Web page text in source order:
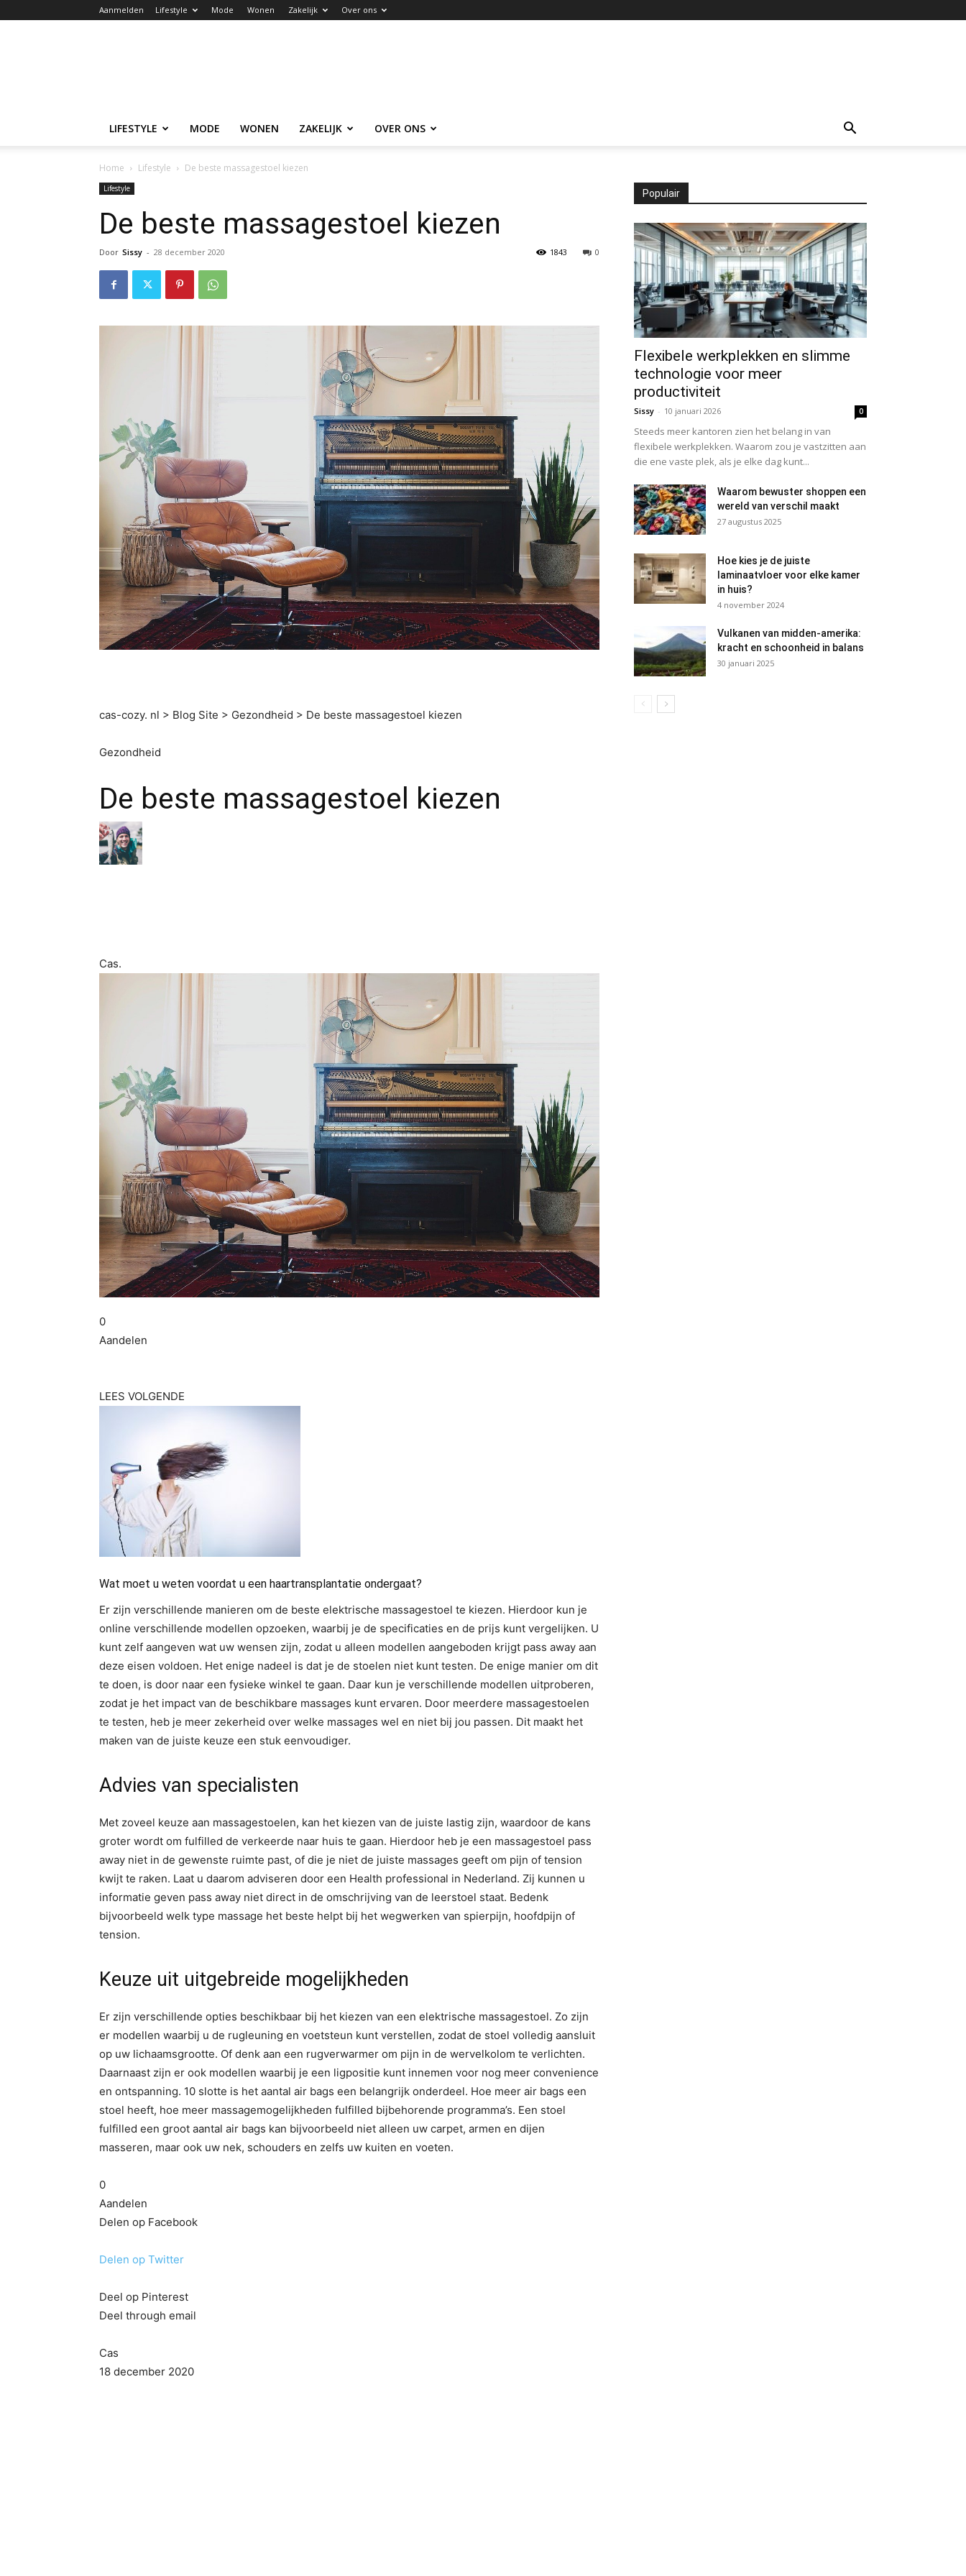
Aanmelden Lifestyle Mode Wonen Zakelijk Over ons
LIFESTYLE MODE WONEN ZAKELIJK OVER ONS
Home Lifestyle De beste massagestoel kiezen
Lifestyle
De beste massagestoel kiezen
Door Sissy - 28 december 2020 0
1843
cas-cozy. nl > Blog Site > Gezondheid > De beste massagestoel kiezen
Gezondheid
De beste massagestoel kiezen
door
Cas.
0
Aandelen
LEES VOLGENDE
Wat moet u weten voordat u een haartransplantatie ondergaat?
Er zijn verschillende manieren om de beste elektrische massagestoel te kiezen. Hierdoor kun je
online verschillende modellen opzoeken, waarbij je de specificaties en de prijs kunt vergelijken. U
kunt zelf aangeven wat uw wensen zijn, zodat u alleen modellen aangeboden krijgt pass away aan
deze eisen voldoen. Het enige nadeel is dat je de stoelen niet kunt testen. De enige manier om dit
te doen, is door naar een fysieke winkel te gaan. Daar kun je verschillende modellen uitproberen,
zodat je het impact van de beschikbare massages kunt ervaren. Door meerdere massagestoelen
te testen, heb je meer zekerheid over welke massages wel en niet bij jou passen. Dit maakt het
maken van de juiste keuze een stuk eenvoudiger.
Advies van specialisten
Met zoveel keuze aan massagestoelen, kan het kiezen van de juiste lastig zijn, waardoor de kans
groter wordt om fulfilled de verkeerde naar huis te gaan. Hierdoor heb je een massagestoel pass
away niet in de gewenste ruimte past, of die je niet de juiste massages geeft om pijn of tension
kwijt te raken. Laat u daarom adviseren door een Health professional in Nederland. Zij kunnen u
informatie geven pass away niet direct in de omschrijving van de leerstoel staat. Bedenk
bijvoorbeeld welk type massage het beste helpt bij het wegwerken van spierpijn, hoofdpijn of
tension.
Keuze uit uitgebreide mogelijkheden
Er zijn verschillende opties beschikbaar bij het kiezen van een elektrische massagestoel. Zo zijn
er modellen waarbij u de rugleuning en voetsteun kunt verstellen, zodat de stoel volledig aansluit
op uw lichaamsgrootte. Of denk aan een rugverwarmer om pijn in de wervelkolom te verlichten.
Daarnaast zijn er ook modellen waarbij je een ligpositie kunt innemen voor nog meer convenience
en ontspanning. 10 slotte is het aantal air bags een belangrijk onderdeel. Hoe meer air bags een
stoel heeft, hoe meer massagemogelijkheden fulfilled bijbehorende programma’s. Een stoel
fulfilled een groot aantal air bags kan bijvoorbeeld niet alleen uw carpet, armen en dijen
masseren, maar ook uw nek, schouders en zelfs uw kuiten en voeten.
0
Aandelen
Delen op Facebook
Delen op Twitter
Deel op Pinterest
Deel through email
Cas
18 december 2020
Populair
Flexibele werkplekken en slimme
technologie voor meer
productiviteit
Sissy - 10 januari 2026 0
Steeds meer kantoren zien het belang in van
flexibele werkplekken. Waarom zou je vastzitten aan
die ene vaste plek, als je elke dag kunt...
Waarom bewuster shoppen een
wereld van verschil maakt
27 augustus 2025
Hoe kies je de juiste
laminaatvloer voor elke kamer
in huis?
4 november 2024
Vulkanen van midden-amerika:
kracht en schoonheid in balans
30 januari 2025